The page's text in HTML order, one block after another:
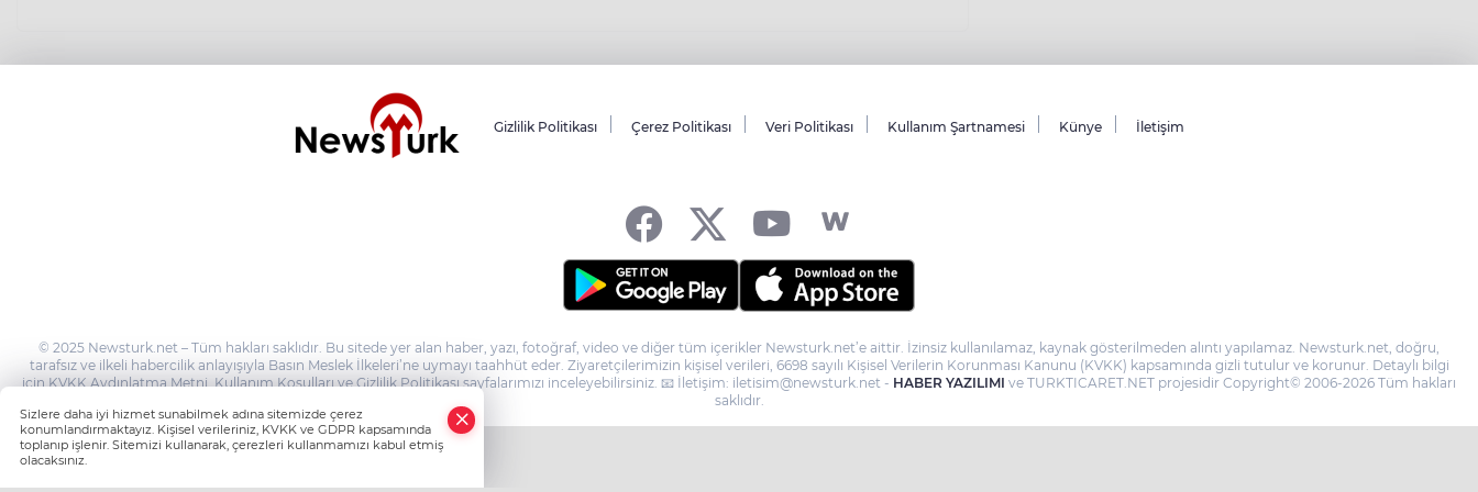
Gizlilik Politikası Çerez Politikası Veri Politikası Kullanım Şartnamesi Künye İletişim
© 2025 Newsturk.net – Tüm hakları saklıdır. Bu sitede yer alan haber, yazı, fotoğraf, video ve diğer tüm içerikler Newsturk.net’e aittir. İzinsiz kullanılamaz, kaynak gösterilmeden alıntı yapılamaz. Newsturk.net, doğru,
tarafsız ve ilkeli habercilik anlayışıyla Basın Meslek İlkeleri’ne uymayı taahhüt eder. Ziyaretçilerimizin kişisel verileri, 6698 sayılı Kişisel Verilerin Korunması Kanunu (KVKK) kapsamında gizli tutulur ve korunur. Detaylı bilgi
için KVKK Aydınlatma Metni, Kullanım Koşulları ve Gizlilik Politikası sayfalarımızı inceleyebilirsiniz. 📧 İletişim: iletisim@newsturk.net - HABER YAZILIMI ve TURKTICARET.NET projesidir Copyright© 2006-2026 Tüm hakları
saklıdır.
Sizlere daha iyi hizmet sunabilmek adına sitemizde çerez
konumlandırmaktayız. Kişisel verileriniz, KVKK ve GDPR kapsamında
toplanıp işlenir. Sitemizi kullanarak, çerezleri kullanmamızı kabul etmiş
olacaksınız.